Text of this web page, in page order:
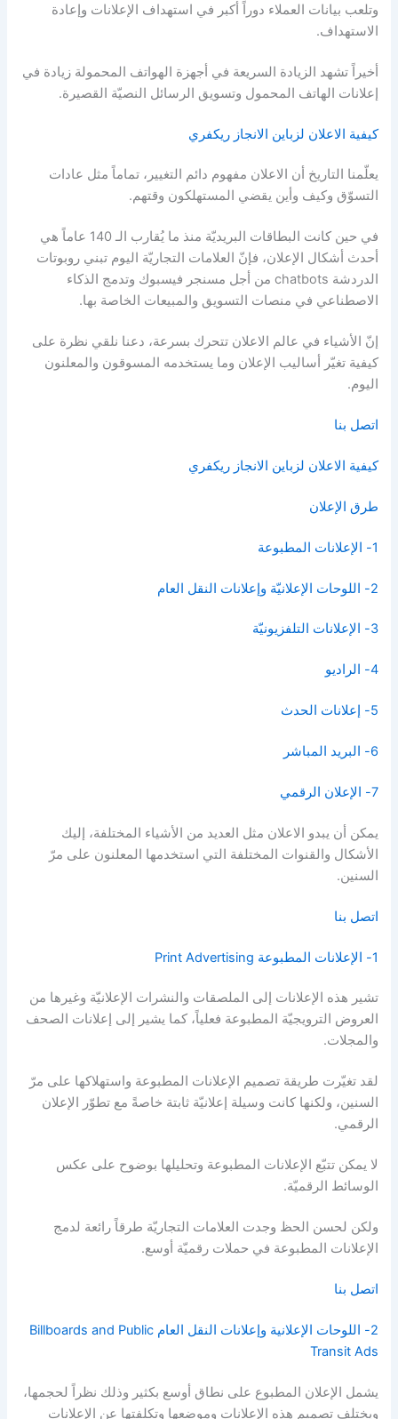
وتلعب بيانات العملاء دوراً أكبر في استهداف الإعلانات وإعادة
الاستهداف.
أخيراً تشهد الزيادة السريعة في أجهزة الهواتف المحمولة زيادة في
إعلانات الهاتف المحمول وتسويق الرسائل النصيّة القصيرة.
كيفية الاعلان لزباين الانجاز ريكفري
يعلّمنا التاريخ أن الاعلان مفهوم دائم التغيير، تماماً مثل عادات
التسوّق وكيف وأين يقضي المستهلكون وقتهم.
في حين كانت البطاقات البريديّة منذ ما يُقارب الـ 140 عاماً هي
أحدث أشكال الإعلان، فإنّ العلامات التجاريّة اليوم تبني روبوتات
الدردشة chatbots من أجل مسنجر فيسبوك وتدمج الذكاء
الاصطناعي في منصات التسويق والمبيعات الخاصة بها.
إنّ الأشياء في عالم الاعلان تتحرك بسرعة، دعنا نلقي نظرة على
كيفية تغيّر أساليب الإعلان وما يستخدمه المسوقون والمعلنون
اليوم.
اتصل بنا
كيفية الاعلان لزباين الانجاز ريكفري
طرق الإعلان
1- الإعلانات المطبوعة
2- اللوحات الإعلانيّة وإعلانات النقل العام
3- الإعلانات التلفزيونيّة
4- الراديو
5- إعلانات الحدث
6- البريد المباشر
7- الإعلان الرقمي
يمكن أن يبدو الاعلان مثل العديد من الأشياء المختلفة، إليك
الأشكال والقنوات المختلفة التي استخدمها المعلنون على مرّ
السنين.
اتصل بنا
1- الإعلانات المطبوعة Print Advertising
تشير هذه الإعلانات إلى الملصقات والنشرات الإعلانيّة وغيرها من
العروض الترويجيّة المطبوعة فعلياً، كما يشير إلى إعلانات الصحف
والمجلات.
لقد تغيّرت طريقة تصميم الإعلانات المطبوعة واستهلاكها على مرّ
السنين، ولكنها كانت وسيلة إعلانيّة ثابتة خاصةً مع تطوّر الإعلان
الرقمي.
لا يمكن تتبّع الإعلانات المطبوعة وتحليلها بوضوح على عكس
الوسائط الرقميّة.
ولكن لحسن الحظ وجدت العلامات التجاريّة طرقاً رائعة لدمج
الإعلانات المطبوعة في حملات رقميّة أوسع.
اتصل بنا
2- اللوحات الإعلانية وإعلانات النقل العام Billboards and Public
Transit Ads
يشمل الإعلان المطبوع على نطاق أوسع بكثير وذلك نظراً لحجمها،
ويختلف تصميم هذه الإعلانات وموضعها وتكلفتها عن الإعلانات